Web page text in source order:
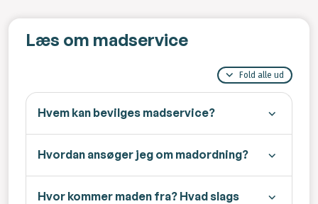
Læs om madservice
Fold alle ud
Hvem kan bevilges madservice?
Hvordan ansøger jeg om madordning?
Hvor kommer maden fra? Hvad slags